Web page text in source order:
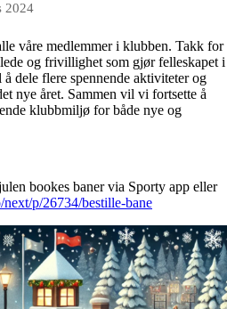
2024
våre medlemmer i klubben. Takk for
og frivillighet som gjør felleskapet i
dele flere spennende aktiviteter og
nye året. Sammen vil vi fortsette å
klubbmiljø for både nye og
bookes baner via Sporty app eller
p/26734/bestille-bane